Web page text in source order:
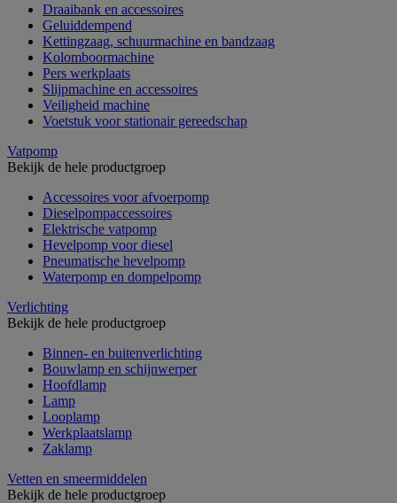
Draaibank en accessoires
Geluiddempend
Kettingzaag, schuurmachine en bandzaag
Kolomboormachine
Pers werkplaats
Slijpmachine en accessoires
Veiligheid machine
Voetstuk voor stationair gereedschap
Vatpomp
Bekijk de hele productgroep
Accessoires voor afvoerpomp
Dieselpompaccessoires
Elektrische vatpomp
Hevelpomp voor diesel
Pneumatische hevelpomp
Waterpomp en dompelpomp
Verlichting
Bekijk de hele productgroep
Binnen- en buitenverlichting
Bouwlamp en schijnwerper
Hoofdlamp
Lamp
Looplamp
Werkplaatslamp
Zaklamp
Vetten en smeermiddelen
Bekijk de hele productgroep